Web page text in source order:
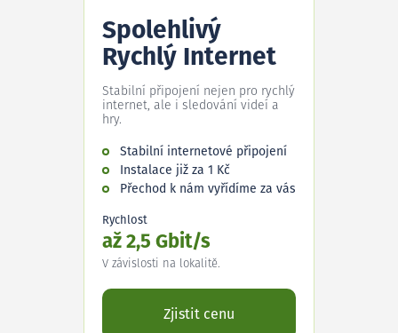
Spolehlivý
Rychlý Internet
Stabilní připojení nejen pro rychlý
internet, ale i sledování videí a
hry.
Stabilní internetové připojení
Instalace již za 1 Kč
Přechod k nám vyřídíme za vás
Rychlost
až 2,5 Gbit/s
V závislosti na lokalitě.
Zjistit cenu